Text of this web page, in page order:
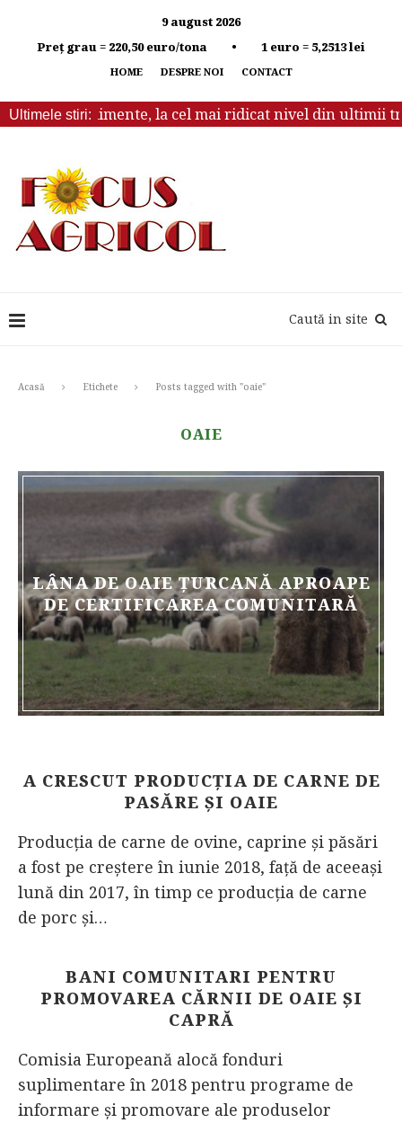
9 august 2026
Preț grau = 220,50 euro/tona • 1 euro = 5,2513 lei
HOME DESPRE NOI CONTACT
Ultimele stiri:
la alimente, la cel mai ridicat nivel din ultimii trei
Caută in site
Acasă Etichete Posts tagged with "oaie"
OAIE
LÂNA DE OAIE ȚURCANĂ APROAPE
DE CERTIFICAREA COMUNITARĂ
A CRESCUT PRODUCȚIA DE CARNE DE
PASĂRE ȘI OAIE
Producţia de carne de ovine, caprine şi păsări
a fost pe creştere în iunie 2018, faţă de aceeaşi
lună din 2017, în timp ce producţia de carne
de porc şi…
BANI COMUNITARI PENTRU
PROMOVAREA CĂRNII DE OAIE ȘI
CAPRĂ
Comisia Europeană alocă fonduri
suplimentare în 2018 pentru programe de
informare și promovare ale produselor